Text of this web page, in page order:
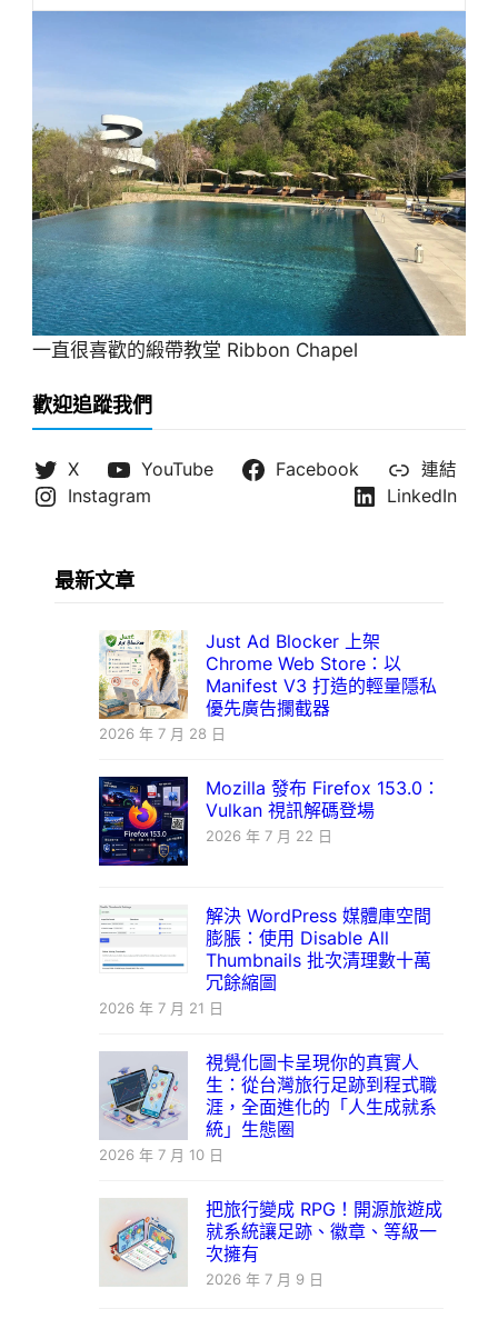
一直很喜歡的緞帶教堂 Ribbon Chapel
歡迎追蹤我們
X YouTube Facebook
連結
Instagram
LinkedIn
最新文章
Just Ad Blocker 上架
Chrome Web Store：以
Manifest V3 打造的輕量隱私
優先廣告攔截器
2026 年 7 月 28 日
Mozilla 發布 Firefox 153.0：
Vulkan 視訊解碼登場
2026 年 7 月 22 日
解決 WordPress 媒體庫空間
膨脹：使用 Disable All
Thumbnails 批次清理數十萬
冗餘縮圖
2026 年 7 月 21 日
視覺化圖卡呈現你的真實人
生：從台灣旅行足跡到程式職
涯，全面進化的「人生成就系
統」生態圈
2026 年 7 月 10 日
把旅行變成 RPG！開源旅遊成
就系統讓足跡、徽章、等級一
次擁有
2026 年 7 月 9 日